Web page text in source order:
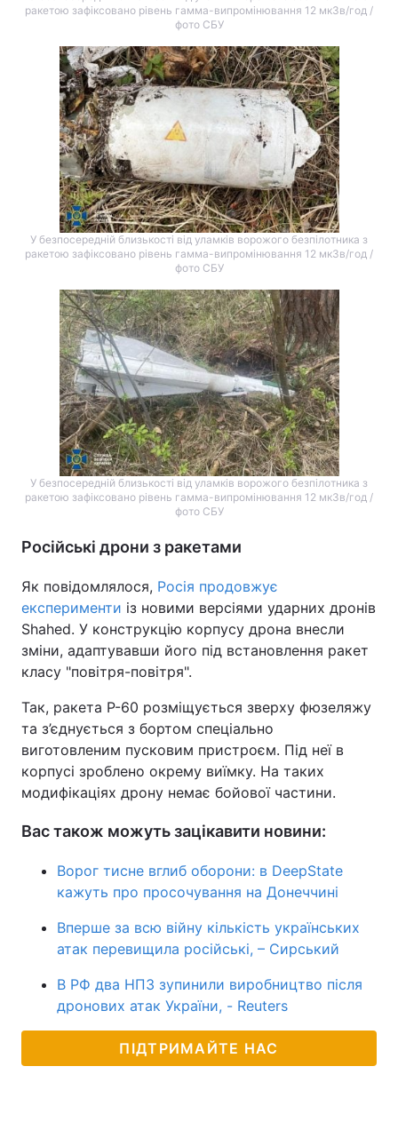
ракетою зафіксовано рівень гамма-випромінювання 12 мкЗв/год /
фото СБУ
У безпосередній близькості від уламків ворожого безпілотника з
ракетою зафіксовано рівень гамма-випромінювання 12 мкЗв/год /
фото СБУ
У безпосередній близькості від уламків ворожого безпілотника з
ракетою зафіксовано рівень гамма-випромінювання 12 мкЗв/год /
фото СБУ
Російські дрони з ракетами
Як повідомлялося, Росія продовжує
експерименти із новими версіями ударних дронів
Shahed. У конструкцію корпусу дрона внесли
зміни, адаптувавши його під встановлення ракет
класу "повітря-повітря".
Так, ракета Р-60 розміщується зверху фюзеляжу
та з’єднується з бортом спеціально
виготовленим пусковим пристроєм. Під неї в
корпусі зроблено окрему виїмку. На таких
модифікаціях дрону немає бойової частини.
Вас також можуть зацікавити новини:
Ворог тисне вглиб оборони: в DeepState
кажуть про просочування на Донеччині
Вперше за всю війну кількість українських
атак перевищила російські, – Сирський
В РФ два НПЗ зупинили виробництво після
дронових атак України, - Reuters
ПІДТРИМАЙТЕ НАС